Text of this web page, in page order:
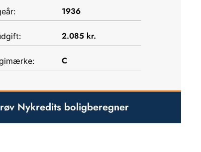
1936
2.085kr.
C
Nykredits boligberegner